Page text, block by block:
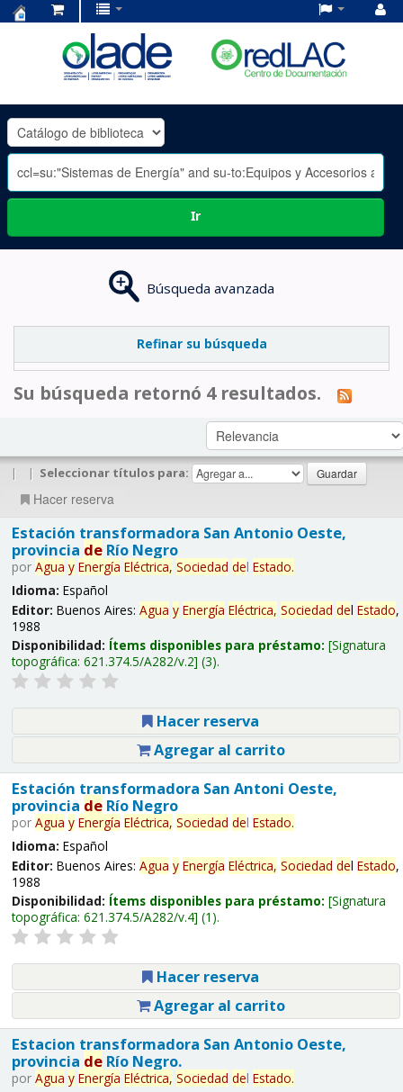
OLADE
-
Ir
Búsqueda avanzada
Refinar su búsqueda
Su búsqueda retornó 4 resultados.
| | Seleccionar títulos para:
Hacer reserva
Estación transformadora San Antonio Oeste,
provincia deRío Negro
por Agua y Energía Eléctrica, Sociedad del Estado.
Idioma: Español
Editor: Buenos Aires: Agua y Energía Eléctrica, Sociedad del Estado,
1988
Disponibilidad: Ítems disponibles para préstamo: Signatura
topográfica: 621.374.5/A282/v.2 (3).
Hacer reserva
Agregar al carrito
Estación transformadora San Antoni Oeste,
provincia deRío Negro
por Agua y Energía Eléctrica, Sociedad del Estado.
Idioma: Español
Editor: Buenos Aires: Agua y Energía Eléctrica, Sociedad del Estado,
1988
Disponibilidad: Ítems disponibles para préstamo: Signatura
topográfica: 621.374.5/A282/v.4 (1).
Hacer reserva
Agregar al carrito
Estacion transformadora San Antonio Oeste,
provincia deRío Negro.
por Agua y Energía Eléctrica, Sociedad del Estado.